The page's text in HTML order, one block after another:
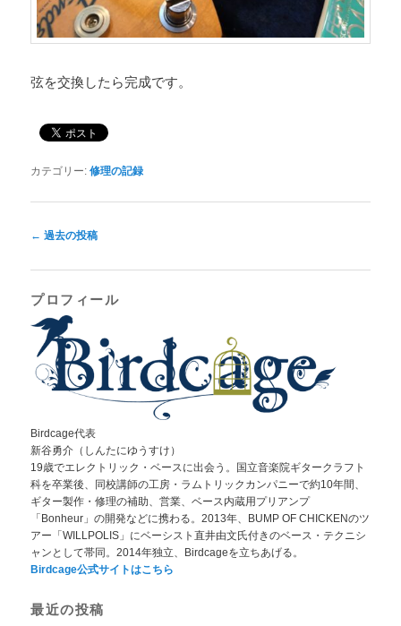
弦を交換したら完成です。
カテゴリー: 修理の記録
投
ビ
ゲ
ー
シ
ョ
← 過去の投稿
プロフィール
Birdcage代表
新谷勇介（しんたにゆうすけ）
19歳でエレクトリック・ベースに出会う。国立音楽院ギタークラフト
科を卒業後、同校講師の工房・ラムトリックカンパニーで約10年間、
ギター製作・修理の補助、営業、ベース内蔵用プリアンプ
「Bonheur」の開発などに携わる。2013年、BUMP OF CHICKENのツ
アー「WILLPOLIS」にベーシスト直井由文氏付きのベース・テクニシ
ャンとして帯同。2014年独立、Birdcageを立ちあげる。
Birdcage公式サイトはこちら
最近の投稿